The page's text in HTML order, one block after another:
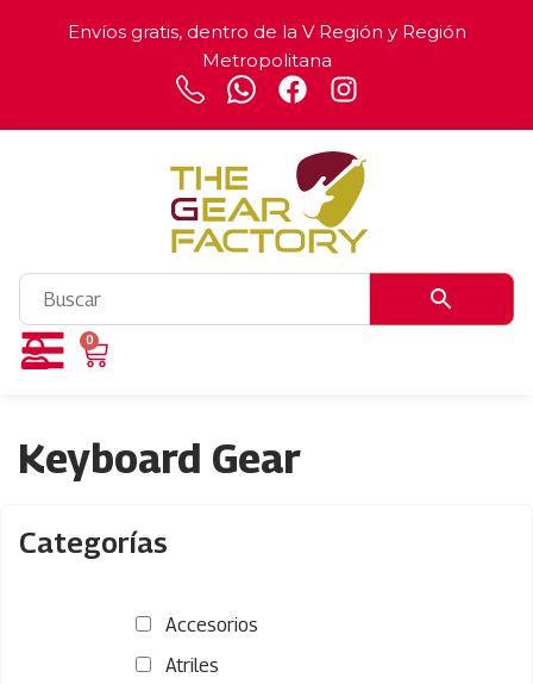
Envíos gratis, dentro de la V Región y Región
Metropolitana
0
Keyboard Gear
Categorías
Accesorios
Atriles